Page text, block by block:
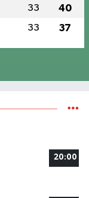
33 40
33 37
20:00